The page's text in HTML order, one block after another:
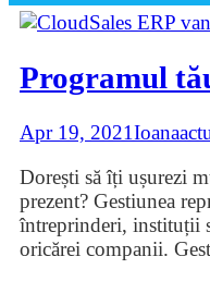
Programul
Apr 19, 2021Ioana
Dorești să îți ușurezi
prezent? Gestiunea
întreprinderi, instituții
oricărei companii.